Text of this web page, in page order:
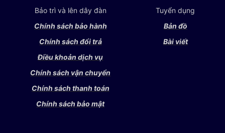
Bảo trì và lên dây đàn
Chính sách bảo hành
Chính sách đổi trả
Điều khoản dịch vụ
Chính sách vận chuyển
Chính sách thanh toán
Chính sách bảo mật
Tuyển dụng
Bản đồ
Bài viết